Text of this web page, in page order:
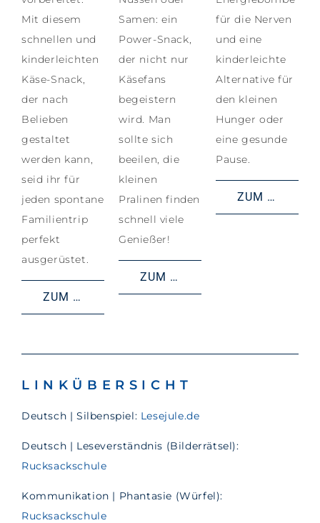
Mit diesem
schnellen und
kinderleichten
Käse-Snack,
der nach
Belieben
gestaltet
werden kann,
seid ihr für
jeden spontane
Familientrip
perfekt
ausgerüstet.
ZUM REZEPT
Samen: ein
Power-Snack,
der nicht nur
Käsefans
begeistern
wird. Man
sollte sich
beeilen, die
kleinen
Pralinen finden
schnell viele
Genießer!
ZUM REZEPT
für die Nerven
und eine
kinderleichte
Alternative für
den kleinen
Hunger oder
eine gesunde
Pause.
ZUM REZEPT
LINKÜBERSICHT
Deutsch | Silbenspiel: Lesejule.de
Deutsch | Leseverständnis (Bilderrätsel):
Rucksackschule
Kommunikation | Phantasie (Würfel):
Rucksackschule